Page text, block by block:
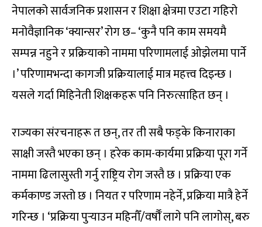
नेपालको सार्वजनिक प्रशासन र शिक्षा क्षेत्रमा एउटा गहिरो
मनोवैज्ञानिक ‘क्यान्सर’ रोग छ– ‘कुनै पनि काम समयमै
सम्पन्न नहुने र प्रक्रियाको नाममा परिणामलाई ओझेलमा पार्ने
।’ परिणामभन्दा कागजी प्रक्रियालाई मात्र महत्त्व दिइन्छ ।
यसले गर्दा मिहिनेती शिक्षकहरू पनि निरुत्साहित छन् ।
राज्यका संरचनाहरू त छन्, तर ती सबै फड्के किनाराका
साक्षी जस्तै भएका छन् । हरेक काम-कार्यमा प्रक्रिया पूरा गर्ने
नाममा ढिलासुस्ती गर्नु राष्ट्रिय रोग जस्तै छ । प्रक्रिया एक
कर्मकाण्ड जस्तो छ । नियत र परिणाम नहेर्ने, प्रक्रिया मात्रै हेर्ने
गरिन्छ । ‘प्रक्रिया पुर्‍याउन महिनौँ/वर्षौँ लागे पनि लागोस्, बरु